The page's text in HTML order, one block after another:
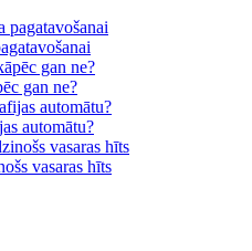
gan ne?
automātu?
vasaras hīts